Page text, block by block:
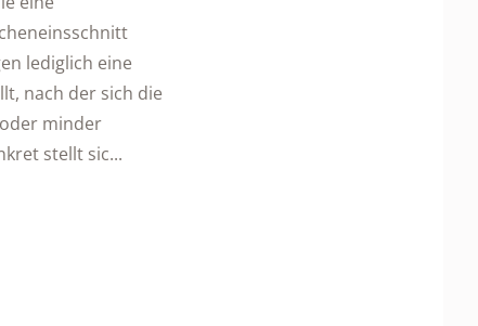
lediglich eine
nach der sich die
minder
stellt sic...